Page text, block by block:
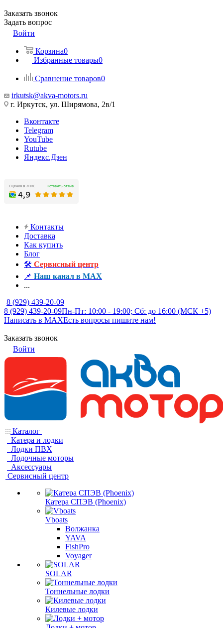
Заказать звонок
Задать вопрос
Войти
Корзина0
Избранные товары0
Сравнение товаров0
irkutsk@akva-motors.ru
г. Иркутск, ул. Ширямова, 2в/1
Вконтакте
Telegram
YouTube
Rutube
Яндекс.Дзен
Контакты
Доставка
Как купить
Блог
🛠️ Сервисный центр
📌 Наш канал в MAX
...
8 (929) 439-20-09
8 (929) 439-20-09Пн-Пт: 10:00 - 19:00; Сб: до 16:00 (МСК +5)
Написать в MAXЕсть вопросы пишите нам!
Заказать звонок
Войти
Каталог
Катера и лодки
Лодки ПВХ
Лодочные моторы
Аксессуары
Сервисный центр
Катера СПЭВ (Phoenix)
Vboats
Волжанка
YAVA
FishPro
Voyager
SOLAR
Тоннельные лодки
Килевые лодки